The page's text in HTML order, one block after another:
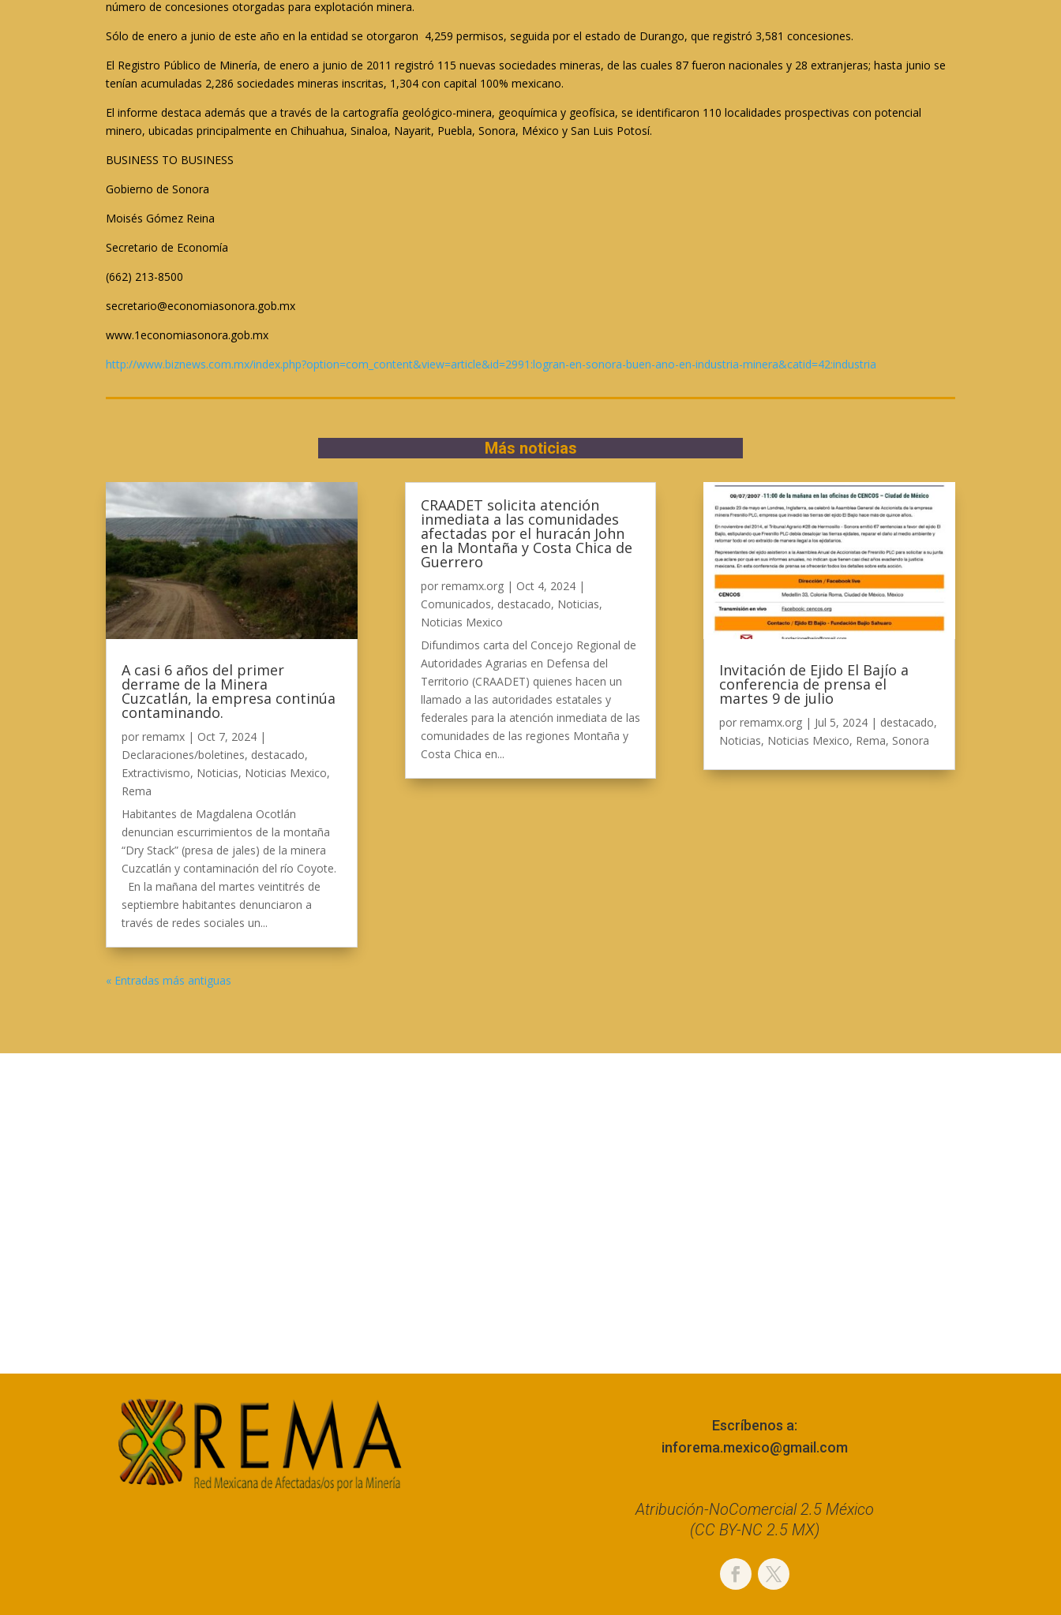
número de concesiones otorgadas para explotación minera.
Sólo de enero a junio de este año en la entidad se otorgaron 4,259 permisos, seguida por el estado de Durango, que registró 3,581 concesiones.
El Registro Público de Minería, de enero a junio de 2011 registró 115 nuevas sociedades mineras, de las cuales 87 fueron nacionales y 28 extranjeras; hasta junio se
tenían acumuladas 2,286 sociedades mineras inscritas, 1,304 con capital 100% mexicano.
El informe destaca además que a través de la cartografía geológico-minera, geoquímica y geofísica, se identificaron 110 localidades prospectivas con potencial
minero, ubicadas principalmente en Chihuahua, Sinaloa, Nayarit, Puebla, Sonora, México y San Luis Potosí.
BUSINESS TO BUSINESS
Gobierno de Sonora
Moisés Gómez Reina
Secretario de Economía
(662) 213-8500
secretario@economiasonora.gob.mx
www.1economiasonora.gob.mx
http://www.biznews.com.mx/index.php?option=com_content&view=article&id=2991:logran-en-sonora-buen-ano-en-industria-minera&catid=42:industria
Más noticias
A casi 6 años del primer
derrame de la Minera
Cuzcatlán, la empresa continúa
contaminando.
porremamx | Oct 7, 2024 |
Declaraciones/boletines, destacado,
Extractivismo, Noticias, Noticias Mexico,
Rema
Habitantes de Magdalena Ocotlán
denuncian escurrimientos de la montaña
“Dry Stack” (presa de jales) de la minera
Cuzcatlán y contaminación del río Coyote.
En la mañana del martes veintitrés de
septiembre habitantes denunciaron a
través de redes sociales un...
CRAADET solicita atención
inmediata a las comunidades
afectadas por el huracán John
en la Montaña y Costa Chica de
Guerrero
por remamx.org| Oct 4, 2024|
Comunicados, destacado, Noticias,
Noticias Mexico
Difundimos carta del Concejo Regional de
Autoridades Agrarias en Defensa del
Territorio (CRAADET) quienes hacen un
llamado a las autoridades estatales y
federales para la atención inmediata de las
comunidades de las regiones Montaña y
Costa Chica en...
Invitación de Ejido El Bajío a
conferencia de prensa el
martes 9 de julio
por remamx.org| Jul 5, 2024| destacado,
Noticias, Noticias Mexico, Rema, Sonora
« Entradas más antiguas
Escríbenos a:
inforema.mexico@gmail.com
Atribución-NoComercial 2.5 México
(CC BY-NC 2.5 MX)